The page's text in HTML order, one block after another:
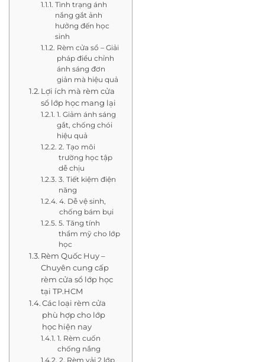
Tình trạng ánh
nắng gắt ảnh
hưởng đến học
sinh
Rèm cửa sổ – Giải
pháp điều chỉnh
ánh sáng đơn
giản mà hiệu quả
Lợi ích mà rèm cửa
sổ lớp học mang lại
1. Giảm ánh sáng
gắt, chống chói
hiệu quả
2. Tạo môi
trường học tập
dễ chịu
3. Tiết kiệm điện
năng
4. Dễ vệ sinh,
chống bám bụi
5. Tăng tính
thẩm mỹ cho lớp
học
Rèm Quốc Huy –
Chuyên cung cấp
rèm cửa sổ lớp học
tại TP.HCM
Các loại rèm cửa
phù hợp cho lớp
học hiện nay
1. Rèm cuốn
chống nắng
2. Rèm vải 2 lớp